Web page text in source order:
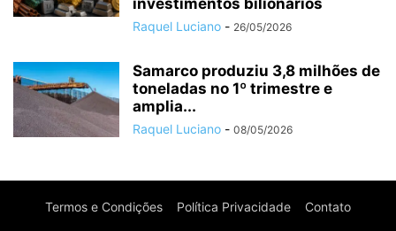
investimentos bilionários
Raquel Luciano - 26/05/2026
Samarco produziu 3,8 milhões de
toneladas no 1º trimestre e
amplia...
Raquel Luciano - 08/05/2026
Termos e Condições Política Privacidade Contato